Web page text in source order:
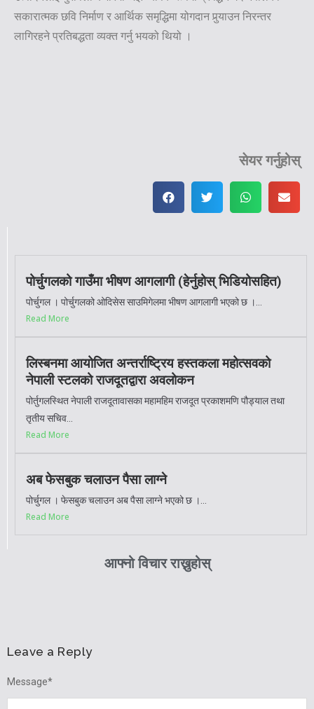
सकारात्मक छवि निर्माण र आर्थिक समृद्धिमा योगदान पुर्‍याउन निरन्तर
लागिरहने प्रतिबद्धता व्यक्त गर्नु भयको थियो ।
सेयर गर्नुहोस्
पोर्चुगलको गाउँमा भीषण आगलागी (हेर्नुहोस् भिडियोसहित)
पोर्चुगल । पोर्चुगलको ओदिसेस साउमिगेलमा भीषण आगलागी भएको छ ।...
Read More
लिस्बनमा आयोजित अन्तर्राष्ट्रिय हस्तकला महोत्सवको
नेपाली स्टलको राजदूतद्वारा अवलोकन
पोर्तुगलस्थित नेपाली राजदूतावासका महामहिम राजदूत प्रकाशमणि पौड्याल तथा
तृतीय सचिव...
Read More
अब फेसबुक चलाउन पैसा लाग्ने
पोर्चुगल । फेसबुक चलाउन अब पैसा लाग्ने भएको छ ।...
Read More
आफ्नो विचार राख्नुहोस्
Leave a Reply
Message*